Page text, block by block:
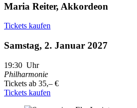
Maria Reiter, Akkordeon
Tickets kaufen
Samstag, 2. Januar 2027
19:30 Uhr
Philharmonie
Tickets ab 35,– €
Tickets kaufen